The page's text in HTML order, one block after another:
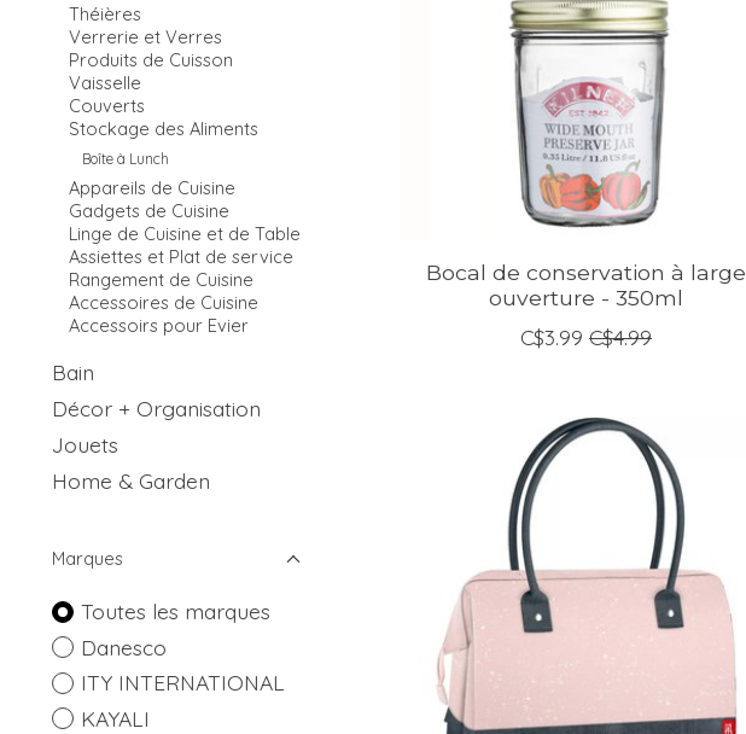
Théières
Verrerie et Verres
Produits de Cuisson
Vaisselle
Couverts
Stockage des Aliments
Boîte à Lunch
Appareils de Cuisine
Gadgets de Cuisine
Linge de Cuisine et de Table
Assiettes et Plat de service
Rangement de Cuisine
Accessoires de Cuisine
Accessoirs pour Evier
Bain
Décor + Organisation
Jouets
Home & Garden
Marques
Toutes les marques
Danesco
ITY INTERNATIONAL
KAYALI
Bocal de conservation à large
ouverture - 350ml
C$3.99 C$4.99